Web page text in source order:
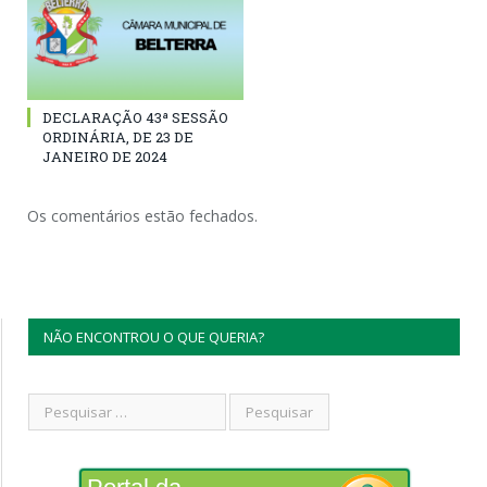
DECLARAÇÃO 43ª SESSÃO
ORDINÁRIA, DE 23 DE
JANEIRO DE 2024
Os comentários estão fechados.
NÃO ENCONTROU O QUE QUERIA?